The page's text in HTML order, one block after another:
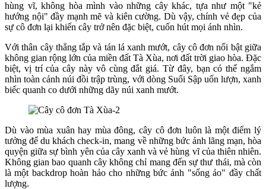
hùng vĩ, không hòa mình vào những cây khác, tựa như một "kẻ
hướng nội" đầy mạnh mẽ và kiên cường. Dù vậy, chính vẻ đẹp của
sự cô đơn lại khiến cây trở nên đặc biệt, cuốn hút mọi ánh nhìn.
Với thân cây thẳng tắp và tán lá xanh mướt, cây cô đơn nổi bật giữa
không gian rộng lớn của miền đất Tà Xùa, nơi đất trời giao hòa. Đặc
biệt, vị trí của cây này vô cùng đắt giá. Từ đây, bạn có thể ngắm
nhìn toàn cảnh núi đồi trập trùng, với dòng Suối Sập uốn lượn, xanh
biếc quanh co dưới những dãy núi xanh mướt.
Dù vào mùa xuân hay mùa đông, cây cô đơn luôn là một điểm lý
tưởng để du khách check-in, mang về những bức ảnh lãng mạn, hòa
quyện giữa sự bình yên của cây xanh và vẻ hùng vĩ của thiên nhiên.
Không gian bao quanh cây không chỉ mang đến sự thư thái, mà còn
là một backdrop hoàn hảo cho những bức ảnh "sống ảo" đầy chất
lượng.